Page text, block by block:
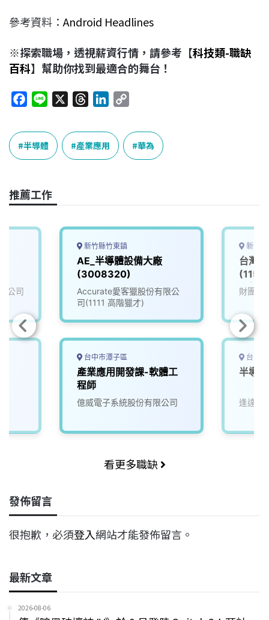
參考資料：Android Headlines
※探索職場，透視薪資行情，請參考【科技類-職缺
百科】幫助你找到最適合的舞台！
c
e
b
o
k
n
e
r
e
a
n
k
e
n
p
y
L
k
半導體 產業應用 華為
推薦工作
公司
新竹縣竹東鎮
AE_半導體設備大廠
(3008320)
Accurate愛客獵股份有限公
司(1111 高階獵才)
台中市潭子區
產業應用開發課-軟體工
程師
億威電子系統股份有限公司
新竹
台灣
(115-
程師_
財團法
台中
半導
逢達能
看更多職缺
發佈留言
很抱歉，必須登入網站才能發佈留言。
最新文章
2026-08-06